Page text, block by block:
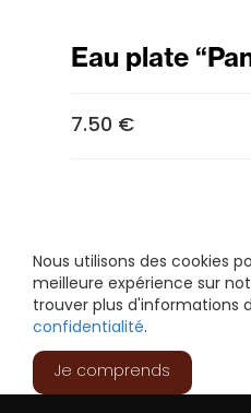
Eau plate
7.50 €
Nous utilisons des cookies
meilleure expérience sur
trouver plus d'informations
confidentialité.
Je comprends